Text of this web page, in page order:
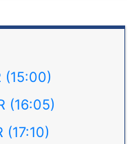
(15:00)
(16:05)
(17:10)